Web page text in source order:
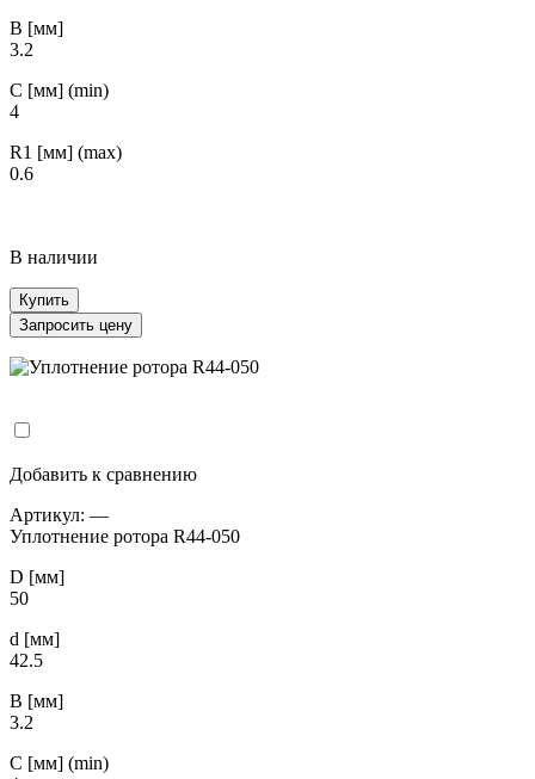
B [мм]
3.2
С [мм] (min)
4
R1 [мм] (max)
0.6
В наличии
Купить
Запросить цену
Добавить к сравнению
Артикул: —
Уплотнение ротора R44-050
D [мм]
50
d [мм]
42.5
B [мм]
3.2
С [мм] (min)